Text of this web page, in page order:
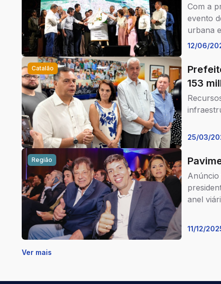
Com a
evento
urbana
12/06/
Catalão
153
25/03/
Região
anel
11/12/
Ver mais